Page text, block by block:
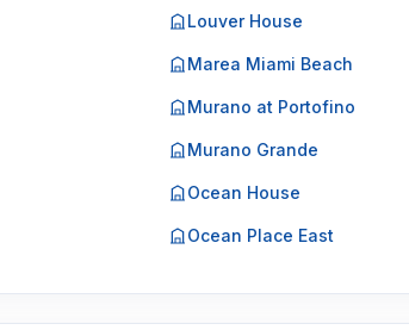
Louver House
Marea Miami Beach
Murano at Portofino
Murano Grande
Ocean House
Ocean Place East